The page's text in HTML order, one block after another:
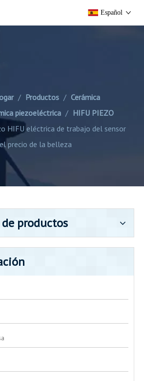
Español
/ Productos / Cerámica
piezoeléctrica / HIFU PIEZO
HIFU eléctrica de trabajo del sensor
precio de la belleza
productos